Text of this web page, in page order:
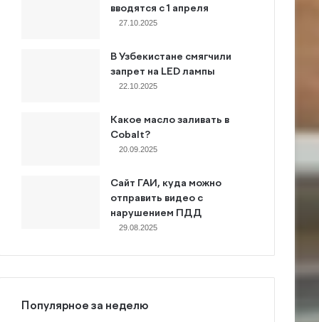
вводятся с 1 апреля
27.10.2025
В Узбекистане смягчили
запрет на LED лампы
22.10.2025
Какое масло заливать в
Cobalt?
20.09.2025
Сайт ГАИ, куда можно
отправить видео с
нарушением ПДД
29.08.2025
Популярное за неделю